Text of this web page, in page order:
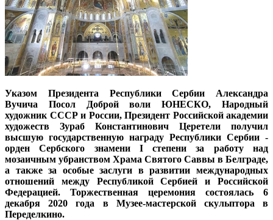
Указом Президента Республики Сербии Александра
Вучича Посол Доброй воли ЮНЕСКО, Народный
художник СССР и России, Президент Российской академии
художеств Зураб Константинович Церетели получил
высшую государственную награду Республики Сербии -
орден Сербского знамени I степени за работу над
мозаичным убранством Храма Святого Саввы в Белграде,
а также за особые заслуги в развитии международных
отношений между Республикой Сербией и Российской
Федерацией. Торжественная церемония состоялась 6
декабря 2020 года в Музее-мастерской скульптора в
Переделкино.